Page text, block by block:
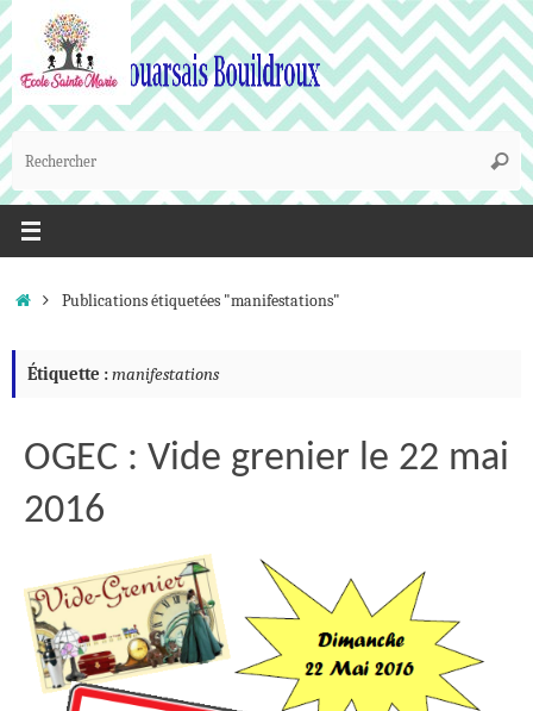
Passer
au
contenu
:
AccueilPublications étiquetées "manifestations"
Étiquette :manifestations
OGEC : Vide grenier le 22 mai
2016